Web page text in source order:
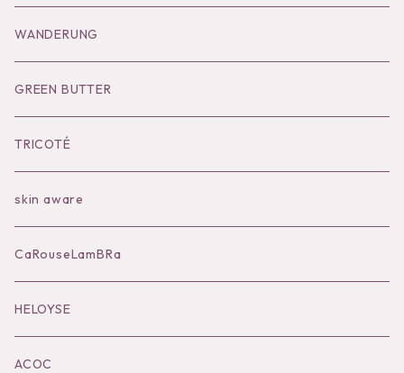
Goods
Socks
Shoes
Bilitis dix-sept ans
Tutu
Inner
Outer
Bag
Accessories
Black series
KOKO別注
Outer
Goods
Socks
Goods
WANDERUNG
GREEN BUTTER
TRICOTÉ
skin aware
CaRouseLamBRa
HELOYSE
ACOC